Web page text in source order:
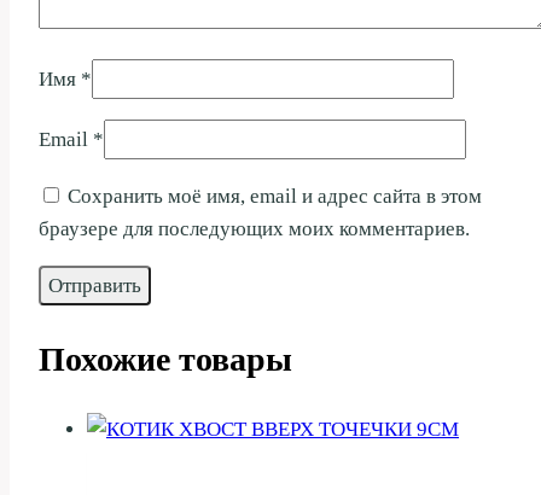
Имя *
Email *
Сохранить моё имя, email и адрес сайта в этом
браузере для последующих моих комментариев.
Похожие товары